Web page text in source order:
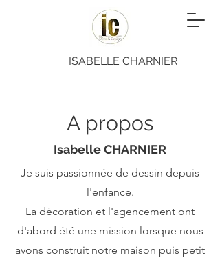
ISABELLE CHARNIER
A propos
Isabelle CHARNIER
Je suis passionnée de dessin depuis
l'enfance.
La décoration et l'agencement ont
d'abord été une mission lorsque nous
avons construit notre maison puis petit